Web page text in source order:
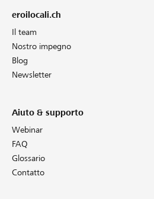
eroilocali.ch
Il team
Nostro impegno
Blog
Newsletter
Aiuto & supporto
Webinar
FAQ
Glossario
Contatto